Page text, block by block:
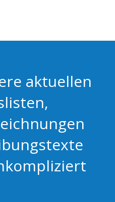
aktuellen